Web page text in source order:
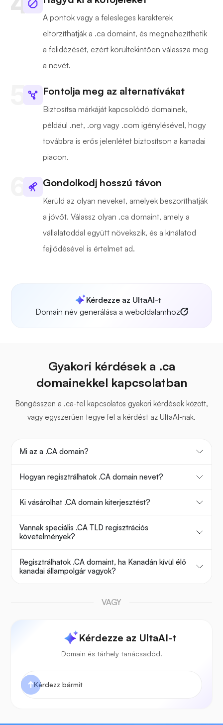
A pontok vagy a felesleges karakterek
eltorzíthatják a .ca domaint, és megnehezíthetik
a felidézését, ezért körültekintően válassza meg
a nevét.
Fontolja meg az alternatívákat
Biztosítsa márkáját kapcsolódó domainek,
például .net, .org vagy .com igénylésével, hogy
továbbra is erős jelenlétet biztosítson a kanadai
piacon.
Gondolkodj hosszú távon
Kerüld az olyan neveket, amelyek beszoríthatják
a jövőt. Válassz olyan .ca domaint, amely a
vállalatoddal együtt növekszik, és a kínálatod
fejlődésével is értelmet ad.
Kérdezze az UltaAI-t
Domain név generálása a weboldalamhoz
Gyakori kérdések a .ca
domainekkel kapcsolatban
Böngésszen a .ca-tel kapcsolatos gyakori kérdések között,
vagy egyszerűen tegye fel a kérdést az UltaAI-nak.
Mi az a .CA domain?
Hogyan regisztrálhatok .CA domain nevet?
Ki vásárolhat .CA domain kiterjesztést?
Vannak speciális .CA TLD regisztrációs
követelmények?
Regisztrálhatok .CA domaint, ha Kanadán kívül élő
kanadai állampolgár vagyok?
VAGY
Kérdezze az UltaAI-t
Domain és tárhely tanácsadód.